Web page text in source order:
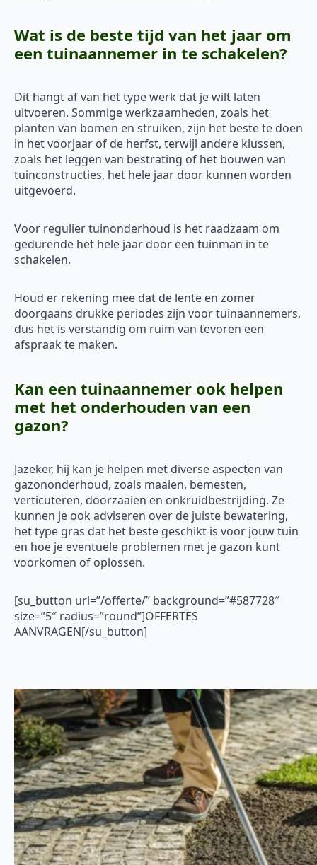
Wat is de beste tijd van het jaar om
een tuinaannemer in te schakelen?
Dit hangt af van het type werk dat je wilt laten
uitvoeren. Sommige werkzaamheden, zoals het
planten van bomen en struiken, zijn het beste te doen
in het voorjaar of de herfst, terwijl andere klussen,
zoals het leggen van bestrating of het bouwen van
tuinconstructies, het hele jaar door kunnen worden
uitgevoerd.
Voor regulier tuinonderhoud is het raadzaam om
gedurende het hele jaar door een tuinman in te
schakelen.
Houd er rekening mee dat de lente en zomer
doorgaans drukke periodes zijn voor tuinaannemers,
dus het is verstandig om ruim van tevoren een
afspraak te maken.
Kan een tuinaannemer ook helpen
met het onderhouden van een
gazon?
Jazeker, hij kan je helpen met diverse aspecten van
gazononderhoud, zoals maaien, bemesten,
verticuteren, doorzaaien en onkruidbestrijding. Ze
kunnen je ook adviseren over de juiste bewatering,
het type gras dat het beste geschikt is voor jouw tuin
en hoe je eventuele problemen met je gazon kunt
voorkomen of oplossen.
[su_button url=”/offerte/” background=”#587728″
size=”5″ radius=”round”]OFFERTES
AANVRAGEN[/su_button]